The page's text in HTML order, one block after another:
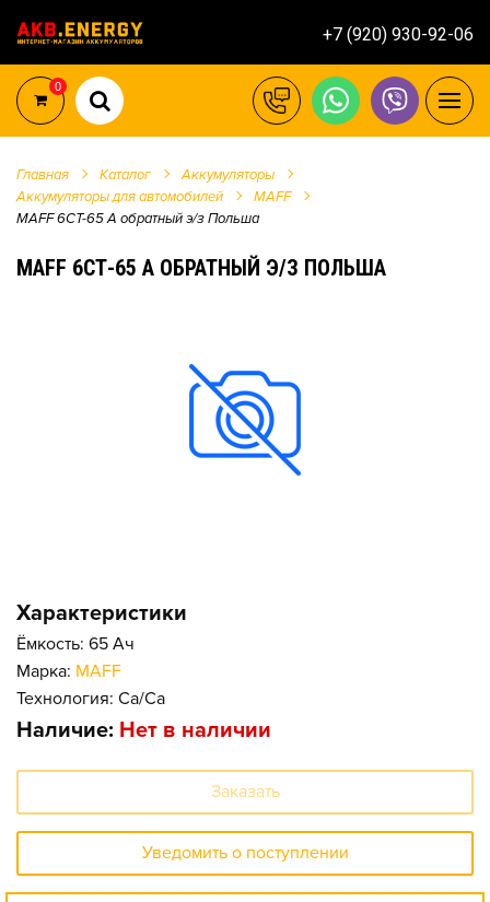
+7 (920) 930-92-06
0
Главная Каталог
Аккумуляторы
Аккумуляторы для автомобилей
MAFF
MAFF 6СТ-65 А обратный э/з Польша
MAFF 6СТ-65 А ОБРАТНЫЙ Э/З ПОЛЬША
Характеристики
Ёмкость: 65 Ач
Марка: MAFF
Технология: Ca/Ca
Наличие: Нет в наличии
Заказать
Уведомить о поступлении